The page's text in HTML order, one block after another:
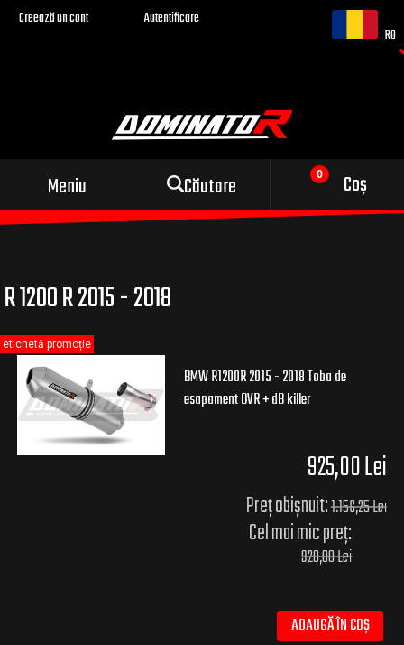
Creează un cont
Autentificare
RO
Meniu Căutare Coș
Evacuare sport pentru
motocicleta ta
R 1200 R 2015 - 2018
BMW R1200R 2015 - 2018 Toba de
esapament OVR + dB killer
925,00 Lei
Preț obișnuit:1.156,25 Lei
Cel mai mic preț:
920,00 Lei
ADAUGĂ ÎN COȘ
etichetă promoție